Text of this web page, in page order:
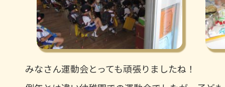
みなさん運動会とっても頑張りましたね！